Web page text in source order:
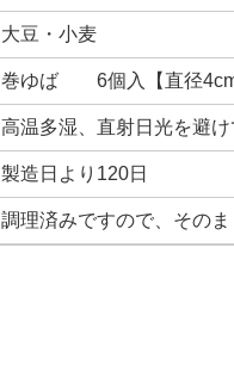
大豆・小麦
巻ゆば 6個入【直径
高温多湿、直射日光を避
製造日より120日
調理済みですので、その